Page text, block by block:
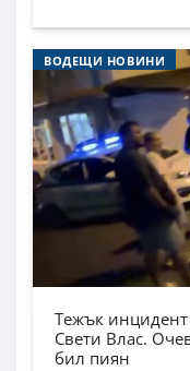
ВОДЕЩИ НОВИНИ
Тежък инцидент
Свети Влас.
бил пиян